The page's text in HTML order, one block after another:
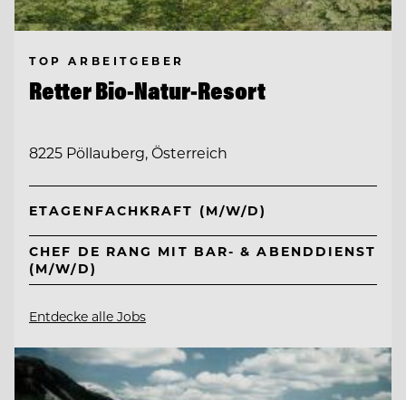
TOP ARBEITGEBER
Retter Bio-Natur-Resort
8225 Pöllauberg, Österreich
ETAGENFACHKRAFT (M/W/D)
CHEF DE RANG MIT BAR- & ABENDDIENST
(M/W/D)
Entdecke alle Jobs